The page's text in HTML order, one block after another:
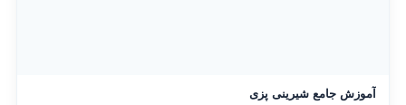
آموزش جامع شیرینی پزی